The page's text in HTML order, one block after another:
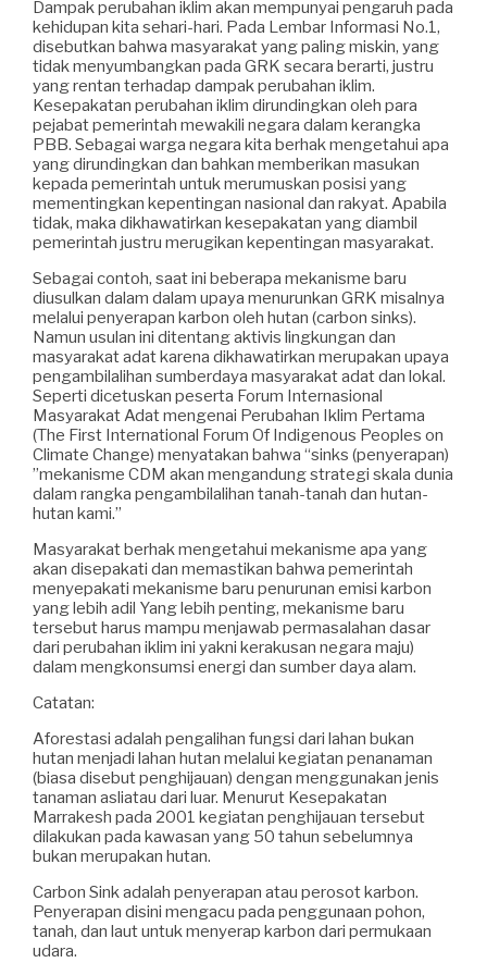
Dampak perubahan iklim akan mempunyai pengaruh pada
kehidupan kita sehari-hari. Pada Lembar Informasi No.1,
disebutkan bahwa masyarakat yang paling miskin, yang
tidak menyumbangkan pada GRK secara berarti, justru
yang rentan terhadap dampak perubahan iklim.
Kesepakatan perubahan iklim dirundingkan oleh para
pejabat pemerintah mewakili negara dalam kerangka
PBB. Sebagai warga negara kita berhak mengetahui apa
yang dirundingkan dan bahkan memberikan masukan
kepada pemerintah untuk merumuskan posisi yang
mementingkan kepentingan nasional dan rakyat. Apabila
tidak, maka dikhawatirkan kesepakatan yang diambil
pemerintah justru merugikan kepentingan masyarakat.
Sebagai contoh, saat ini beberapa mekanisme baru
diusulkan dalam dalam upaya menurunkan GRK misalnya
melalui penyerapan karbon oleh hutan (carbon sinks).
Namun usulan ini ditentang aktivis lingkungan dan
masyarakat adat karena dikhawatirkan merupakan upaya
pengambilalihan sumberdaya masyarakat adat dan lokal.
Seperti dicetuskan peserta Forum Internasional
Masyarakat Adat mengenai Perubahan Iklim Pertama
(The First International Forum Of Indigenous Peoples on
Climate Change) menyatakan bahwa “sinks (penyerapan)
”mekanisme CDM akan mengandung strategi skala dunia
dalam rangka pengambilalihan tanah-tanah dan hutan-
hutan kami.”
Masyarakat berhak mengetahui mekanisme apa yang
akan disepakati dan memastikan bahwa pemerintah
menyepakati mekanisme baru penurunan emisi karbon
yang lebih adil Yang lebih penting, mekanisme baru
tersebut harus mampu menjawab permasalahan dasar
dari perubahan iklim ini yakni kerakusan negara maju)
dalam mengkonsumsi energi dan sumber daya alam.
Catatan:
Aforestasi adalah pengalihan fungsi dari lahan bukan
hutan menjadi lahan hutan melalui kegiatan penanaman
(biasa disebut penghijauan) dengan menggunakan jenis
tanaman asliatau dari luar. Menurut Kesepakatan
Marrakesh pada 2001 kegiatan penghijauan tersebut
dilakukan pada kawasan yang 50 tahun sebelumnya
bukan merupakan hutan.
Carbon Sink adalah penyerapan atau perosot karbon.
Penyerapan disini mengacu pada penggunaan pohon,
tanah, dan laut untuk menyerap karbon dari permukaan
udara.